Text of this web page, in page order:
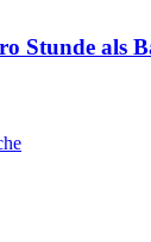
Stunde als